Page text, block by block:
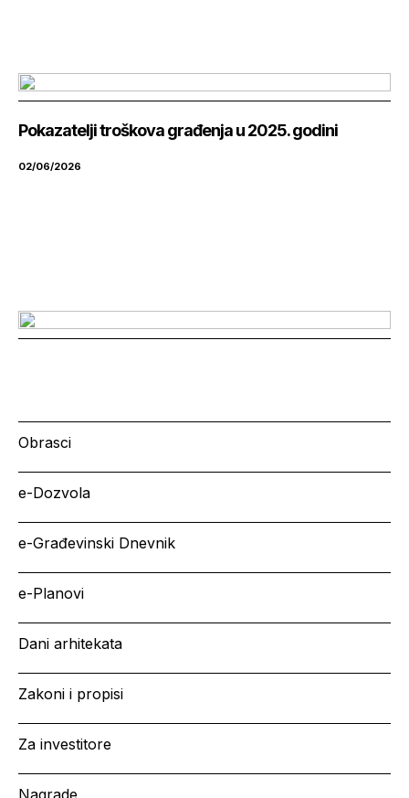
Pokazatelji troškova građenja u 2025. godini
02/06/2026
Obrasci
e-Dozvola
e-Građevinski Dnevnik
e-Planovi
Dani arhitekata
Zakoni i propisi
Za investitore
Nagrade